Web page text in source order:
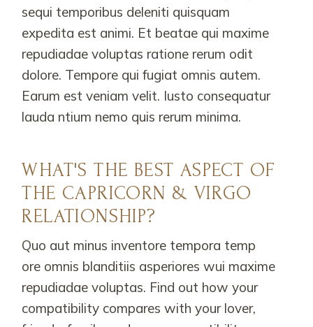
sequi temporibus deleniti quisquam
expedita est animi. Et beatae qui maxime
repudiadae voluptas ratione rerum odit
dolore. Tempore qui fugiat omnis autem.
Earum est veniam velit. Iusto consequatur
lauda ntium nemo quis rerum minima.
WHAT'S THE BEST ASPECT OF
THE CAPRICORN & VIRGO
RELATIONSHIP?
Quo aut minus inventore tempora temp
ore omnis blanditiis asperiores wui maxime
repudiadae voluptas. Find out how your
compatibility compares with your lover,